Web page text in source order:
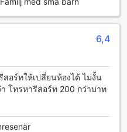
NapaResort
och avkopplande. För
upp sina kläder, finns
kemtvätt tillgänglig. Detta
ut, oavsett om du är
Dessutom erbjuder
att ditt rum alltid
på att njuta av din
6,4
สอร์ทให้เปลี่ยนห้องได้ ไม่งั้น
โทรหารีสอร์ท 200 กว่าบาท